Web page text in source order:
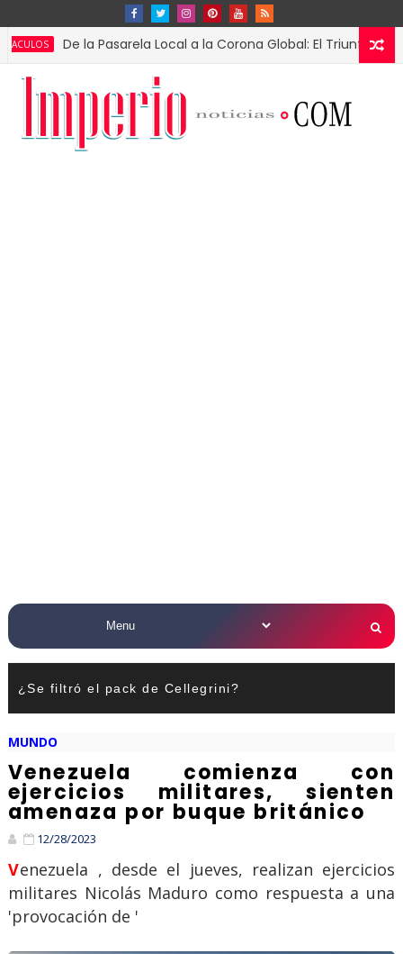
De la Pasarela Local a la Corona Global: El Triunfo de Fátima
¿Se filtró el pack de Cellegrini?
MUNDO
Venezuela comienza con
ejercicios militares, sienten
amenaza por buque británico
12/28/2023
Venezuela , desde el jueves, realizan ejercicios
militares Nicolás Maduro como respuesta a una
'provocación de '